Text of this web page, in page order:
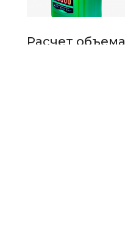
Расчет объема